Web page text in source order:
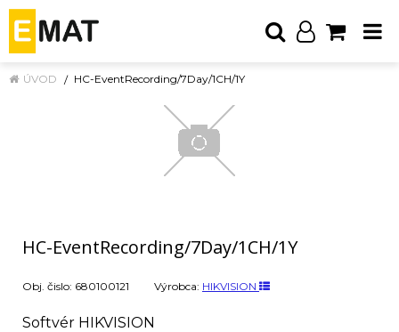
ÚVOD HC-EventRecording/7Day/1CH/1Y
HC-EventRecording/7Day/1CH/1Y
Obj. čislo: 680100121 Výrobca: HIKVISION
Softvér HIKVISION